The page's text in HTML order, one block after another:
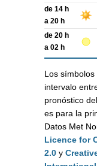
de 14 h
a 20 h
de 20 h
a 02 h
Los
intervalo
pronóstico
es para la
Datos Met
Licence for
2.0 y